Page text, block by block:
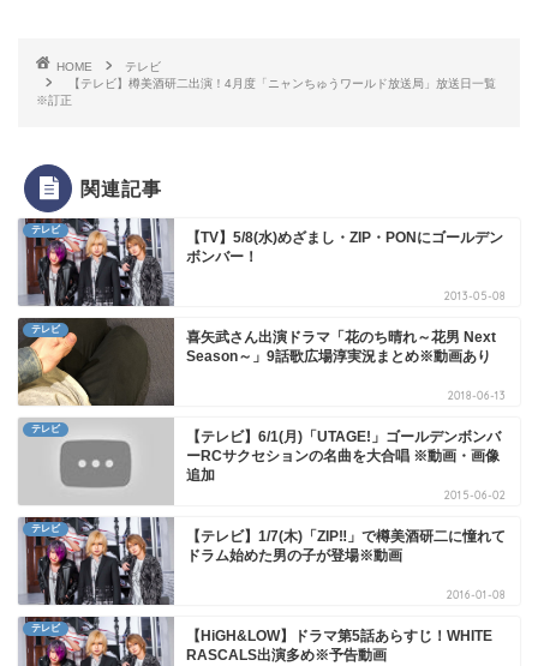
HOME
テレビ
【テレビ】樽美酒研二出演！4月度「ニャンちゅうワールド放送局」放送日一覧
※訂正
関連記事
テレビ
【TV】5/8(水)めざまし・ZIP・PONにゴールデン
ボンバー！
2013-05-08
テレビ
喜矢武さん出演ドラマ「花のち晴れ～花男 Next
Season～」9話歌広場淳実況まとめ※動画あり
2018-06-13
テレビ
【テレビ】6/1(月)「UTAGE!」ゴールデンボンバ
ーRCサクセションの名曲を大合唱 ※動画・画像
追加
2015-06-02
テレビ
【テレビ】1/7(木)「ZIP‼」で樽美酒研二に憧れて
ドラム始めた男の子が登場※動画
2016-01-08
テレビ
【HiGH&LOW】ドラマ第5話あらすじ！WHITE
RASCALS出演多め※予告動画